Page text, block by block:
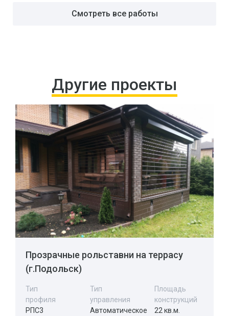
Смотреть все работы
Другие проекты
Прозрачные рольставни на террасу
(г.Подольск)
Тип
профиля
Тип
управления
Площадь
конструкций
РПС3
Автоматическое
22 кв.м.